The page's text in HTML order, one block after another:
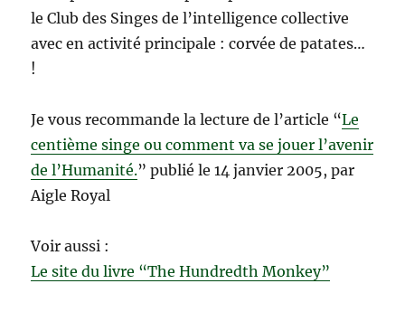
le Club des Singes de l’intelligence collective
avec en activité principale : corvée de patates…
!
Je vous recommande la lecture de l’article “Le
centième singe ou comment va se jouer l’avenir
de l’Humanité.” publié le 14 janvier 2005, par
Aigle Royal
Voir aussi :
Le site du livre “The Hundredth Monkey”